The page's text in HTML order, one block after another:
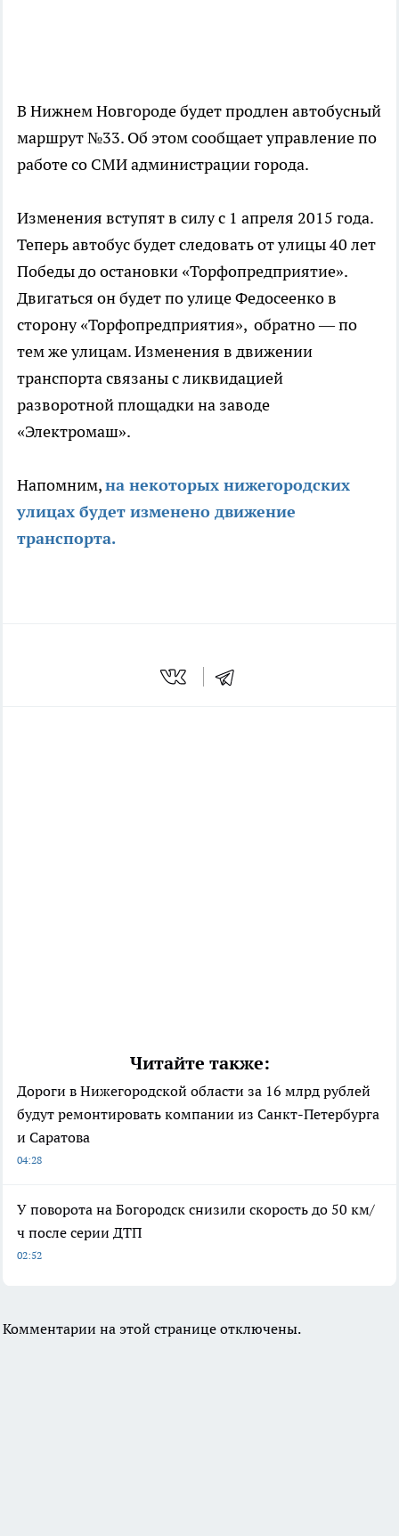
В Нижнем Новгороде будет продлен автобусный
маршрут №33. Об этом сообщает управление по
работе со СМИ администрации города.
Изменения вступят в силу с 1 апреля 2015 года.
Теперь автобус будет следовать от улицы 40 лет
Победы до остановки «Торфопредприятие».
Двигаться он будет по улице Федосеенко в
сторону «Торфопредприятия», обратно — по
тем же улицам. Изменения в движении
транспорта связаны с ликвидацией
разворотной площадки на заводе
«Электромаш».
Напомним,на некоторых нижегородских
улицах будет изменено движение
транспорта.
Читайте также:
Дороги в Нижегородской области за 16 млрд рублей
будут ремонтировать компании из Санкт-Петербурга
и Саратова
04:28
У поворота на Богородск снизили скорость до 50 км/
ч после серии ДТП
02:52
Комментарии на этой странице отключены.